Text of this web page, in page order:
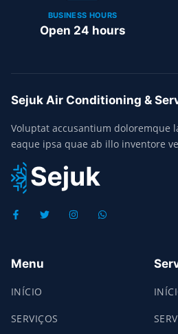
BUSINESS HOURS
Open 24 hours
Sejuk Air Conditioning &
Voluptat accusantium doloremque
eaque ipsa quae ab illo inventore
Menu
INÍCIO
SERVIÇOS